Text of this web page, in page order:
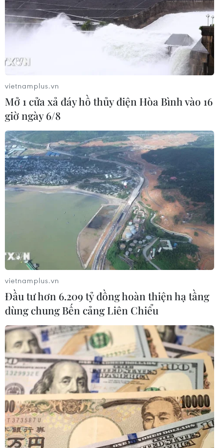
Mỹ-Cuba sẵn sàng cho vòng đàm phán
tiếp theo về vấn đề bồi thường
02/08/2016 08:12
Các vòng đàm phán giữa Mỹ và Cuba về vấn đề bồi
thường thiệt hại là một trong những vòng đàm phán
phức tạp và khó khăn nhất trong tiến trình bình thường
hóa quan hệ hai nước.
Mỹ-Cuba lần đầu nhóm họp cấp
chuyên viên về hợp tác pháp lý
15/09/2016 08:23
vietnamplus.vn
Mở 1 cửa xả đáy hồ thủy điện Hòa Bình vào 16
giờ ngày 6/8
vietnamplus.vn
Đầu tư hơn 6.209 tỷ đồng hoàn thiện hạ tầng
dùng chung Bến cảng Liên Chiểu